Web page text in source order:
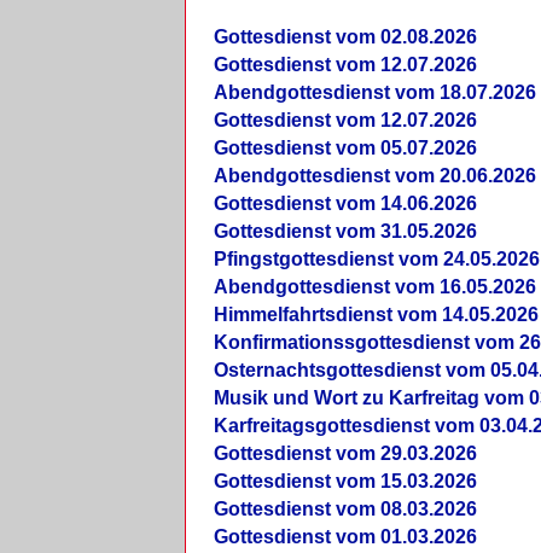
Gottesdienst vom 02.08.2026
Gottesdienst vom 12.07.2026
Abendgottesdienst vom 18.07.2026
Gottesdienst vom 12.07.2026
Gottesdienst vom 05.07.2026
Abendgottesdienst vom 20.06.2026
Gottesdienst vom 14.06.2026
Gottesdienst vom 31.05.2026
Pfingstgottesdienst vom 24.05.2026
Abendgottesdienst vom 16.05.2026
Himmelfahrtsdienst vom 14.05.2026
Konfirmationssgottesdienst vom
Osternachtsgottesdienst vom
Musik und Wort zu Karfreitag vom
Karfreitagsgottesdienst vom
Gottesdienst vom 29.03.2026
Gottesdienst vom 15.03.2026
Gottesdienst vom 08.03.2026
Gottesdienst vom 01.03.2026